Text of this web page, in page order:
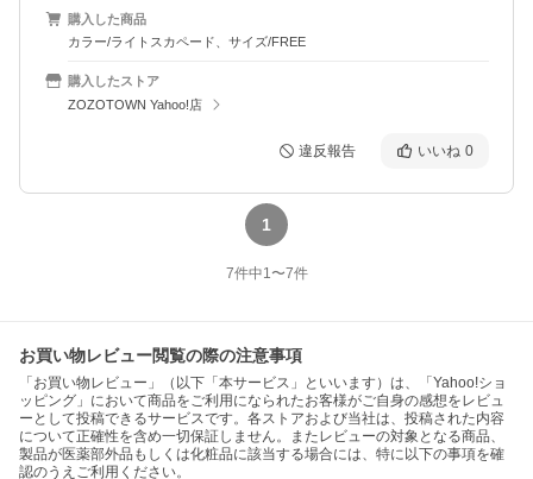
購入した商品
カラー/ライトスカペード、サイズ/FREE
購入したストア
ZOZOTOWN Yahoo!店
違反報告 いいね 0
1
7件中1〜7件
お買い物レビュー閲覧の際の注意事項
「お買い物レビュー」（以下「本サービス」といいます）は、「Yahoo!ショ
ッピング」において商品をご利用になられたお客様がご自身の感想をレビュ
ーとして投稿できるサービスです。各ストアおよび当社は、投稿された内容
について正確性を含め一切保証しません。またレビューの対象となる商品、
製品が医薬部外品もしくは化粧品に該当する場合には、特に以下の事項を確
認のうえご利用ください。